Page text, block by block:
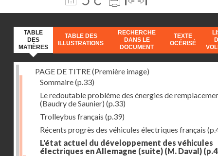
TABLE
DES
MATIÈRES
TABLE DES
ILLUSTRATIONS
RECHERCHE
DANS LE
DOCUMENT
TEXTE
OCÉRISÉ
PAGE DE TITRE (Première image)
Sommaire(p.33)
Le redoutable problème des énergies de
(Baudry de Saunier) (p.33)
Trolleybus français (p.39)
Récents progrès des véhicules électriques français
L'état actuel du développement des véhicules
électriques en Allemagne (suite) (M. Daval)